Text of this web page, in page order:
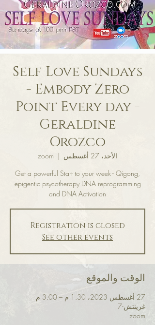
Self Love Sundays
- Embody Zero
Point Every day -
Geraldine
Orozco
الأحد، 27 أغسطس
  |
zoom
Get a powerful Start to your week - Qigong,
epigentic psycotherapy DNA reprogramming
and DNA Activation
Registration is closed
See other events
الوقت والموقع
27 أغسطس 2023، 1:30 م – 3:00 م
غرينتش-7
zoom